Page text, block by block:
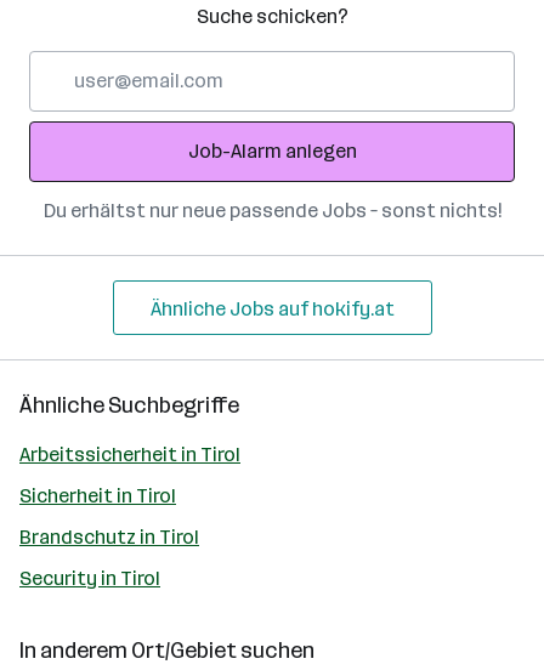
Suche schicken?
Adresse
Job-Alarm anlegen
Du erhältst nur neue passende Jobs – sonst nichts!
Ähnliche Jobs auf hokify.at
Ähnliche Suchbegriffe
Arbeitssicherheit in Tirol
Sicherheit in Tirol
Brandschutz in Tirol
Security in Tirol
In anderem Ort/Gebiet suchen